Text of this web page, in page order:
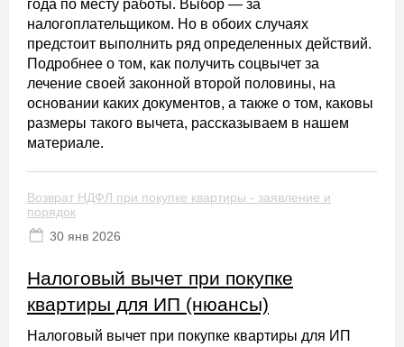
года по месту работы. Выбор — за
налогоплательщиком. Но в обоих случаях
предстоит выполнить ряд определенных действий.
Подробнее о том, как получить соцвычет за
лечение своей законной второй половины, на
основании каких документов, а также о том, каковы
размеры такого вычета, рассказываем в нашем
материале.
Возврат НДФЛ при покупке квартиры - заявление и
порядок
30 янв 2026
Налоговый вычет при покупке
квартиры для ИП (нюансы)
Налоговый вычет при покупке квартиры для ИП